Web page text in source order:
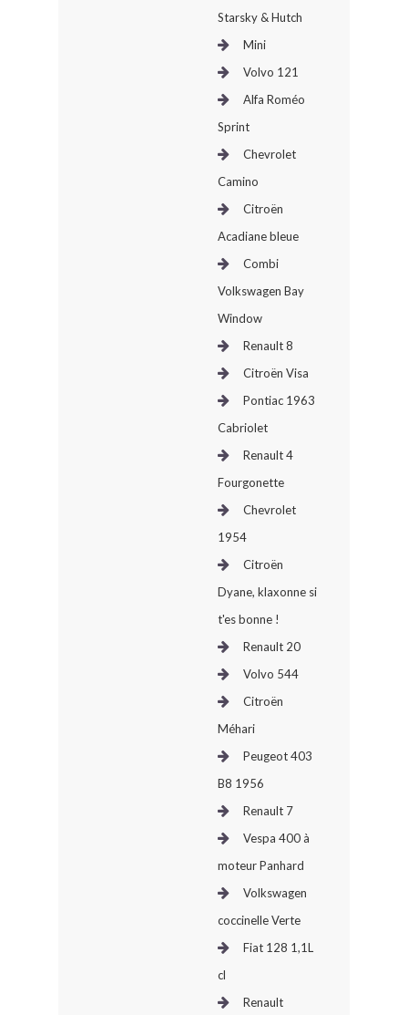
Starsky & Hutch
Mini
Volvo 121
Alfa Roméo
Sprint
Chevrolet
Camino
Citroën
Acadiane bleue
Combi
Volkswagen Bay
Window
Renault 8
Citroën Visa
Pontiac 1963
Cabriolet
Renault 4
Fourgonette
Chevrolet
1954
Citroën
Dyane, klaxonne si
t'es bonne !
Renault 20
Volvo 544
Citroën
Méhari
Peugeot 403
B8 1956
Renault 7
Vespa 400 à
moteur Panhard
Volkswagen
coccinelle Verte
Fiat 128 1,1L
cl
Renault